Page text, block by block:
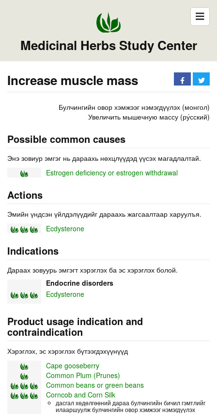
Medicinal Herbs Study Center
Increase muscle mass
Булчингийн овор хэмжээг нэмэгдүүлэх (монгол)
Увеличить мышечную массу (ру́сский)
Possible common causes
Энэ зовиур эмгэг нь дараахь нөхцлүүдэд үүсэх магадлалтай.
Estrogen deficiency or estrogen withdrawal
Actions
Эмийн үндсэн үйлдэлүүдийг дараахь жагсаалтаар харуулъя.
Ecdysterone
Indications
Дараах зовуурь эмгэгт хэрэглэх ба эс хэрэглэх болой.
Endocrine disorders
Ecdysterone
Product usage indication and
contraindication
Хэрэглэх, эс хэрэглэх бүтээгдэхүүнүүд
Cape gooseberry
Common Plum (Prunes)
Common beans or green beans
Corncob and Corn Silk
дасгал хөдөлгөөний дараа булчингийн бичил гэмтлийг
илааршуулж булчингийн овор хэмжээг нэмэгдүүлэх